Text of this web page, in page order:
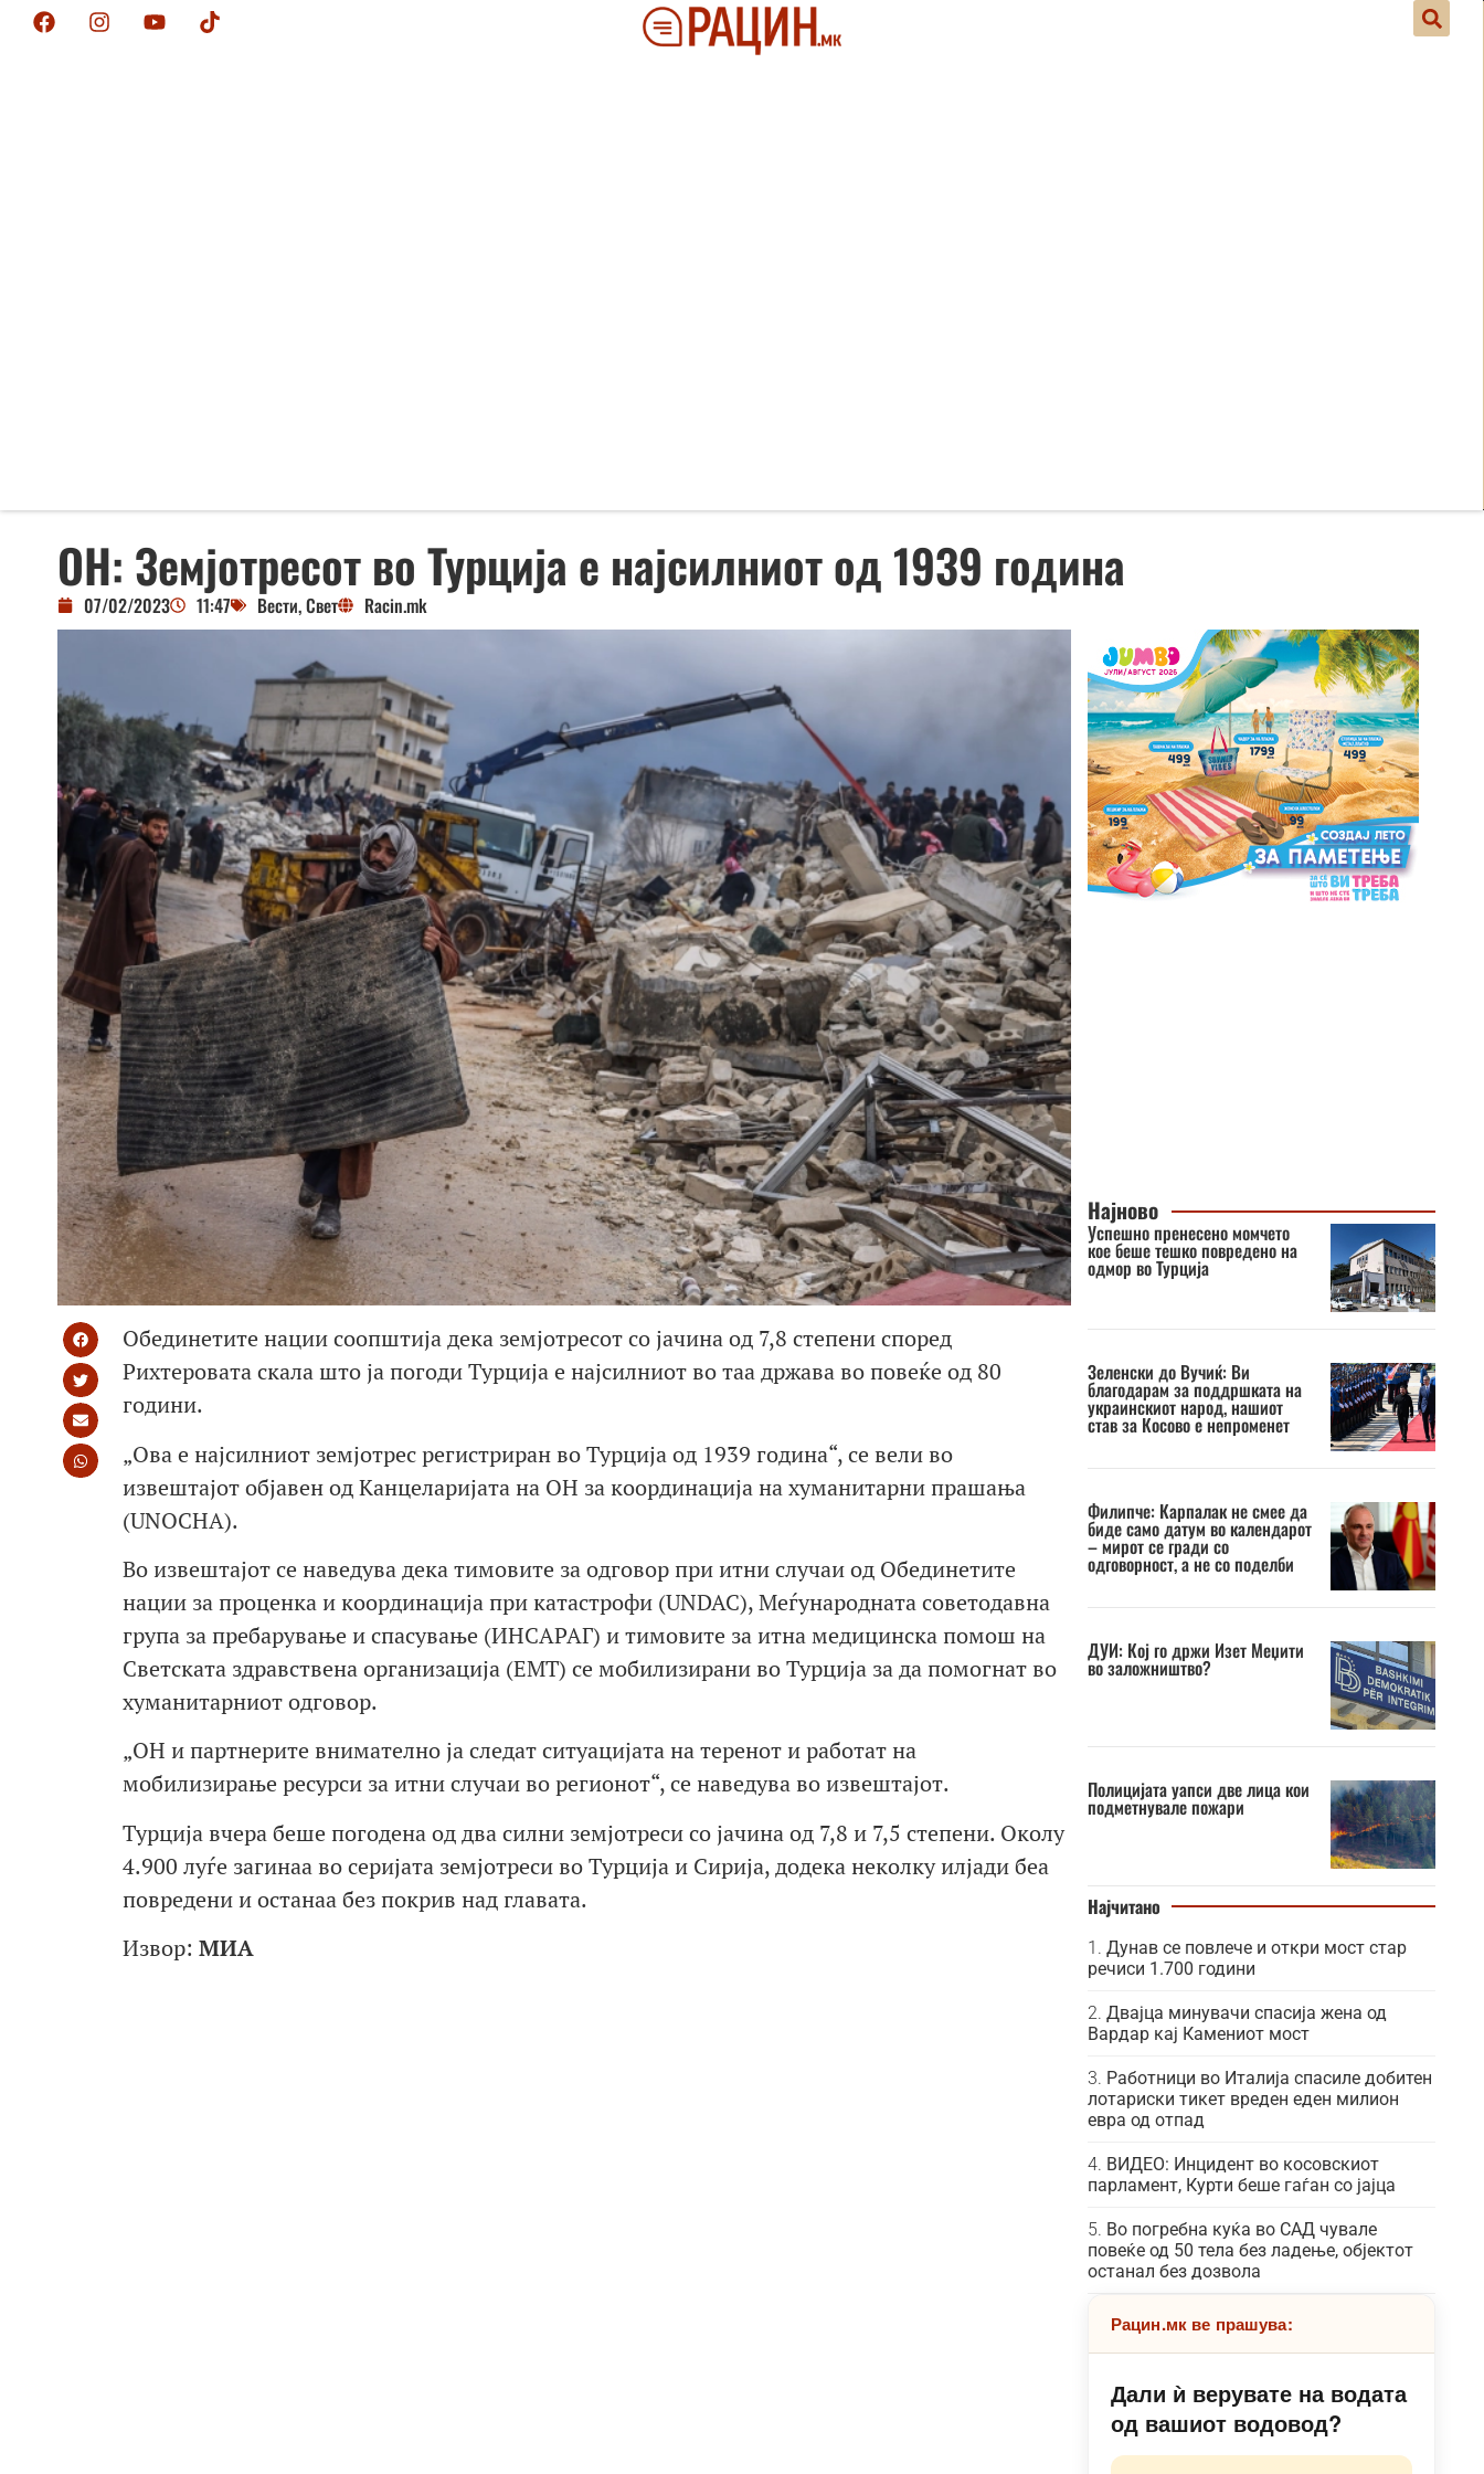
ОН: Земјотресот во Турција е најсилниот од 1939 година
07/02/2023 11:47 Вести,Свет Racin.mk
Обединетите нации соопштија дека земјотресот со јачина од 7,8 степени според
Рихтеровата скала што ја погоди Турција е најсилниот во таа држава во повеќе од 80
години.
„Ова е најсилниот земјотрес регистриран во Турција од 1939 година“, се вели во
извештајот објавен од Канцеларијата на ОН за координација на хуманитарни прашања
(UNOCHA).
Во извештајот се наведува дека тимовите за одговор при итни случаи од Обединетите
нации за проценка и координација при катастрофи (UNDAC), Меѓународната советодавна
група за пребарување и спасување (ИНСАРАГ) и тимовите за итна медицинска помош на
Светската здравствена организација (ЕМТ) се мобилизирани во Турција за да помогнат во
хуманитарниот одговор.
„ОН и партнерите внимателно ја следат ситуацијата на теренот и работат на
мобилизирање ресурси за итни случаи во регионот“, се наведува во извештајот.
Турција вчера беше погодена од два силни земјотреси со јачина од 7,8 и 7,5 степени. Околу
4.900 луѓе загинаа во серијата земјотреси во Турција и Сирија, додека неколку илјади беа
повредени и останаа без покрив над главата.
Извор: МИА
Најново
Успешно пренесено момчето
кое беше тешко повредено на
одмор во Турција
Зеленски до Вучиќ: Ви
благодарам за поддршката на
украинскиот народ, нашиот
став за Косово е непроменет
Филипче: Карпалак не смее да
биде само датум во календарот
– мирот се гради со
одговорност, а не со поделби
ДУИ: Кој го држи Изет Меџити
во заложништво?
Полицијата уапси две лица кои
подметнувале пожари
Најчитано
Дунав се повлече и откри мост стар
речиси 1.700 години
Двајца минувачи спасија жена од
Вардар кај Камениот мост
Работници во Италија спасиле добитен
лотариски тикет вреден еден милион
евра од отпад
ВИДЕО: Инцидент во косовскиот
парламент, Курти беше гаѓан со јајца
Во погребна куќа во САД чувале
повеќе од 50 тела без ладење, објектот
останал без дозвола
Рацин.мк ве прашува:
Дали ѝ верувате на водата
од вашиот водовод?